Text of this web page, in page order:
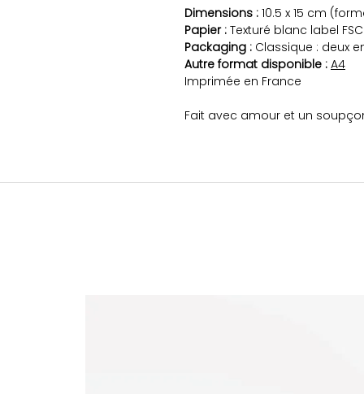
Dimensions : 10.5 x 15 cm
Papier : Texturé blanc label
Packaging : Classique : deux
Autre format disponible : A4
Imprimée en France
Fait avec amour et un